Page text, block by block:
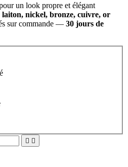
un look propre et élégant
laiton, nickel, bronze, cuivre, or
sur commande — 30 jours de
 